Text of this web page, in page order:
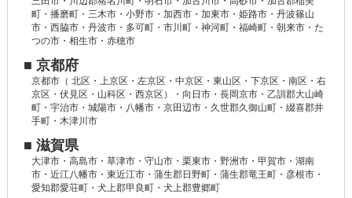
町・播磨町・三木市・小野市・加西市・加東市・姫路市・丹波篠山
市・西脇市・丹波市・多可町・市川町・神河町・福崎町・朝来市・た
つの市・相生市・赤穂市
■ 京都府
京都市（ 北区・上京区・左京区・中京区・東山区・下京区・南区・右
京区・伏見区・山科区・西京区）・向日市・長岡京市・乙訓郡大山崎
町・宇治市・城陽市・八幡市・京田辺市・久世郡久御山町・綴喜郡井
手町・木津川市
■ 滋賀県
大津市・高島市・草津市・守山市・栗東市・野洲市・甲賀市・湖南
市・近江八幡市・東近江市・蒲生郡日野町・蒲生郡竜王町・彦根市・
愛知郡愛荘町・犬上郡甲良町・犬上郡豊郷町